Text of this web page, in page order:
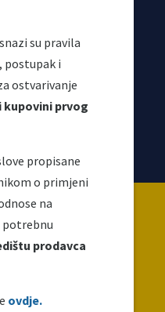
su pravila
postupak i
ostvarivanje
kupovini prvog
propisane
o primjeni
na
potrebnu
prodavca
ovdje.
indirektno / neizravno
BiH
unije. Za njen sadržaj